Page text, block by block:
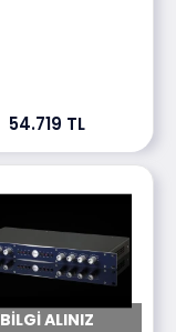
54.719 TL
BILGI ALINIZ